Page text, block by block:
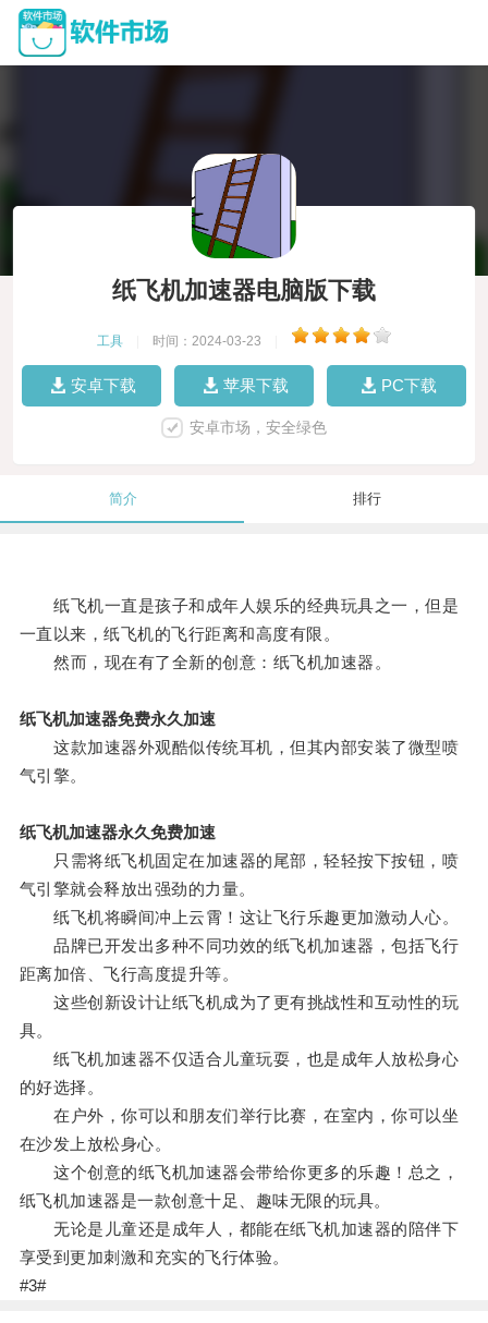
纸飞机加速器电脑版下载
工具 时间：2024-03-23
安卓下载 苹果下载 PC下载
安卓市场，安全绿色
简介 排行
纸飞机一直是孩子和成年人娱乐的经典玩具之一，但是
一直以来，纸飞机的飞行距离和高度有限。
然而，现在有了全新的创意：纸飞机加速器。
纸飞机加速器免费永久加速
这款加速器外观酷似传统耳机，但其内部安装了微型喷
气引擎。
纸飞机加速器永久免费加速
只需将纸飞机固定在加速器的尾部，轻轻按下按钮，喷
气引擎就会释放出强劲的力量。
纸飞机将瞬间冲上云霄！这让飞行乐趣更加激动人心。
品牌已开发出多种不同功效的纸飞机加速器，包括飞行
距离加倍、飞行高度提升等。
这些创新设计让纸飞机成为了更有挑战性和互动性的玩
具。
纸飞机加速器不仅适合儿童玩耍，也是成年人放松身心
的好选择。
在户外，你可以和朋友们举行比赛，在室内，你可以坐
在沙发上放松身心。
这个创意的纸飞机加速器会带给你更多的乐趣！总之，
纸飞机加速器是一款创意十足、趣味无限的玩具。
无论是儿童还是成年人，都能在纸飞机加速器的陪伴下
享受到更加刺激和充实的飞行体验。
#3#